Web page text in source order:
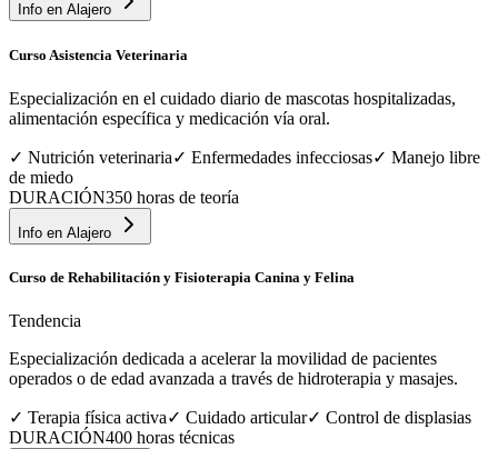
Info en Alajero
Curso Asistencia Veterinaria
Especialización en el cuidado diario de mascotas hospitalizadas,
alimentación específica y medicación vía oral.
✓ Nutrición veterinaria✓ Enfermedades infecciosas✓ Manejo libre
de miedo
DURACIÓN350 horas de teoría
Info en Alajero
Curso de Rehabilitación y Fisioterapia Canina y Felina
Tendencia
Especialización dedicada a acelerar la movilidad de pacientes
operados o de edad avanzada a través de hidroterapia y masajes.
✓ Terapia física activa✓ Cuidado articular✓ Control de displasias
DURACIÓN400 horas técnicas